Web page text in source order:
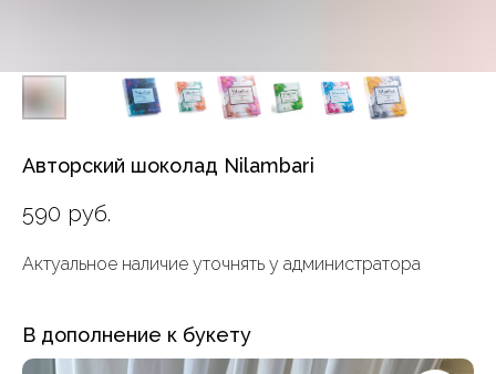
Авторский шоколад Nilambari
590 руб.
Актуальное наличие уточнять у администратора
В дополнение к букету